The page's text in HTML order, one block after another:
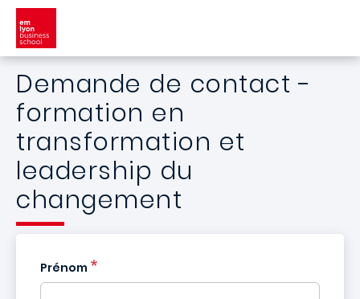
Aller au contenu principal
Demande de contact -
formation en
transformation et
leadership du
changement
Prénom